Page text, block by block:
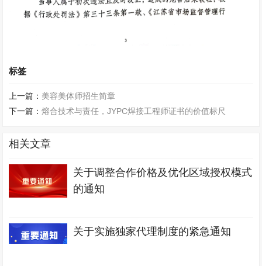
标签
上一篇： 美容美体师招生简章
下一篇：熔合技术与责任，JYPC焊接工程师证书的价值标尺
相关文章
关于调整合作价格及优化区域授权模式
的通知
关于实施独家代理制度的紧急通知